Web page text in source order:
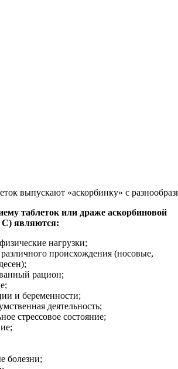
выпускают «аскорбинку» с
таблеток или драже аскорбиновой
являются:
нагрузки;
различного происхождения (носовые,
рацион;
и беременности;
деятельность;
стрессовое состояние;
болезни;